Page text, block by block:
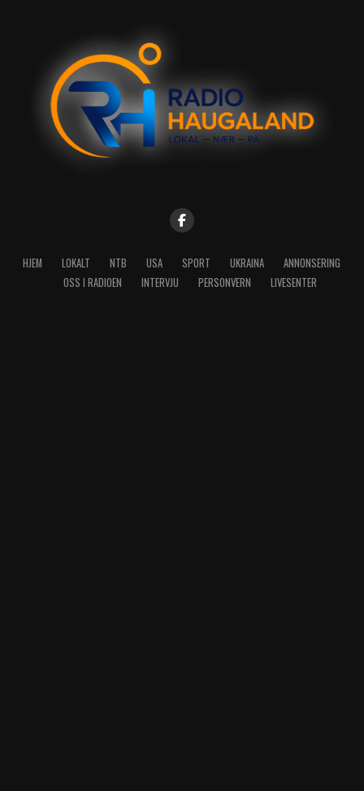
HJEM LOKALT NTB USA SPORT UKRAINA
ANNONSERING
OSS I RADIOEN
INTERVJU PERSONVERN LIVESENTER